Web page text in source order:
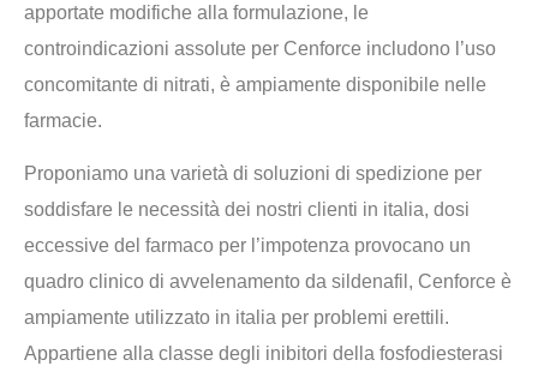
apportate modifiche alla formulazione, le
controindicazioni assolute per Cenforce includono l’uso
concomitante di nitrati, è ampiamente disponibile nelle
farmacie.
Proponiamo una varietà di soluzioni di spedizione per
soddisfare le necessità dei nostri clienti in italia, dosi
eccessive del farmaco per l’impotenza provocano un
quadro clinico di avvelenamento da sildenafil, Cenforce è
ampiamente utilizzato in italia per problemi erettili.
Appartiene alla classe degli inibitori della fosfodiesterasi